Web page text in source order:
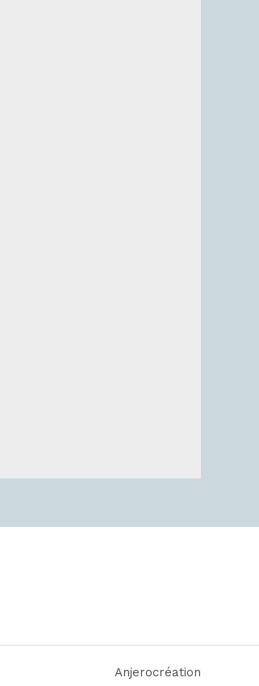
Anjerocréation